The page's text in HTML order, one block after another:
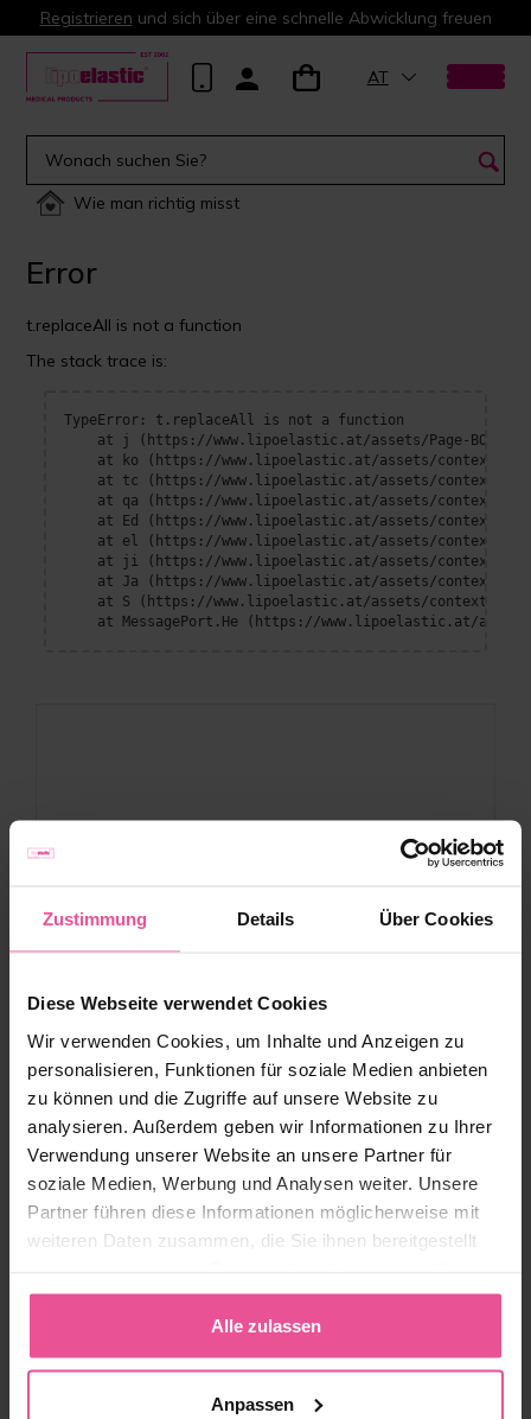
Zustimmung Details Über Cookies
Diese Webseite verwendet Cookies
Wir verwenden Cookies, um Inhalte und Anzeigen zu
personalisieren, Funktionen für soziale Medien anbieten
zu können und die Zugriffe auf unsere Website zu
analysieren. Außerdem geben wir Informationen zu Ihrer
Verwendung unserer Website an unsere Partner für
soziale Medien, Werbung und Analysen weiter. Unsere
Partner führen diese Informationen möglicherweise mit
weiteren Daten zusammen, die Sie ihnen bereitgestellt
gesammelt haben.
Alle zulassen
Anpassen
Registrieren und sich über eine schnelle Abwicklung freuen
AT
Wie man richtig misst
Error
t.replaceAll is not a function
The stack trace is:
TypeError: t.replaceAll is not a function
at j (https://www.lipoelastic.at/assets/Page-BOrFn-
at ko (https://www.lipoelastic.at/assets/context-
at tc (https://www.lipoelastic.at/assets/context-
at qa (https://www.lipoelastic.at/assets/context-
at Ed (https://www.lipoelastic.at/assets/context-
at el (https://www.lipoelastic.at/assets/context-
at ji (https://www.lipoelastic.at/assets/context-
at Ja (https://www.lipoelastic.at/assets/context-
at S (https://www.lipoelastic.at/assets/context-
at MessagePort.He (https://www.lipoelastic.at/
Kontakt
Showroom
Versand und Zahlung
AGB
Rücksendungen
Vertrag widerrufen
Datenschutzbestimmungen
Rabattcodes & Geschäftsbedingungen
Whistleblowing-Richtlinie
Konformitätserklärung